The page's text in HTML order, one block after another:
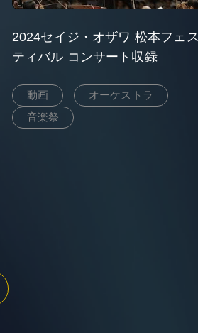
2024セイジ・オザワ 松本フェス
ティバル コンサート収録
動画
オーケストラ
音楽祭